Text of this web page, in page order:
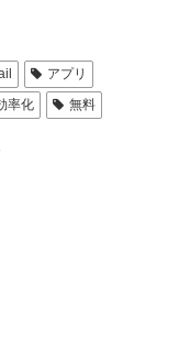
アプリ
率化 無料